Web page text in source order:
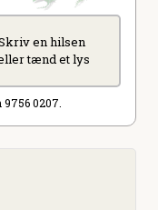
en hilsen
tænd et lys
0207.